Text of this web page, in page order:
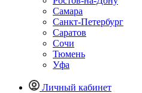
Самара
Санкт-Петербург
Саратов
Сочи
Тюмень
Уфа
Личный кабинет